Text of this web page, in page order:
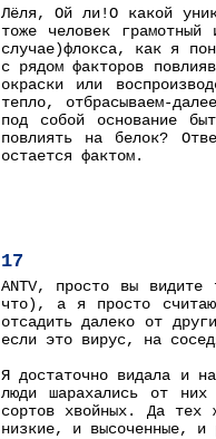
Лёля, Ой ли!О какой
тоже человек
случае)флокса, как я
с рядом факторов
окраски или
тепло, отбрасываем-
под собой основание
повлиять на белок?
остается фактом.
17
ANTV, просто вы
что), а я просто
отсадить далеко от
если это вирус, на
Я достаточно видала и
люди шарахались от
сортов хвойных. Да тех
низкие, и высоченные,